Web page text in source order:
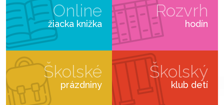
Online
žiacka knižka
Rozvrh
hodín
Školské
prázdniny
Školský
klub detí